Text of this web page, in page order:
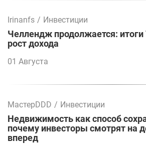
Irinanfs / Инвестиции
Челлендж продолжается: итоги
рост дохода
01 Августа
МастерDDD / Инвестиции
Недвижимость как способ
почему инвесторы смотрят на
вперед